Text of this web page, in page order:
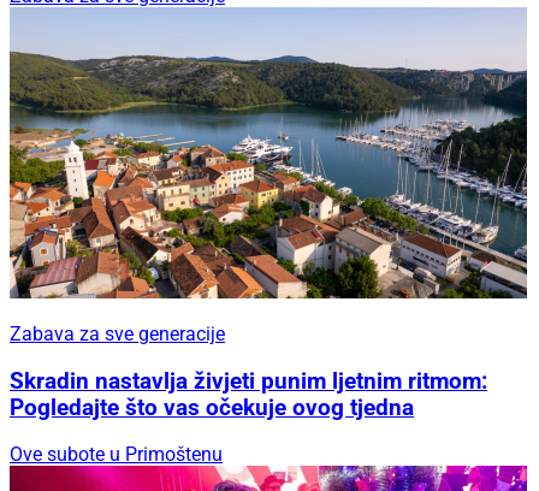
Zabava za sve generacije
Skradin nastavlja živjeti punim ljetnim ritmom:
Pogledajte što vas očekuje ovog tjedna
Ove subote u Primoštenu